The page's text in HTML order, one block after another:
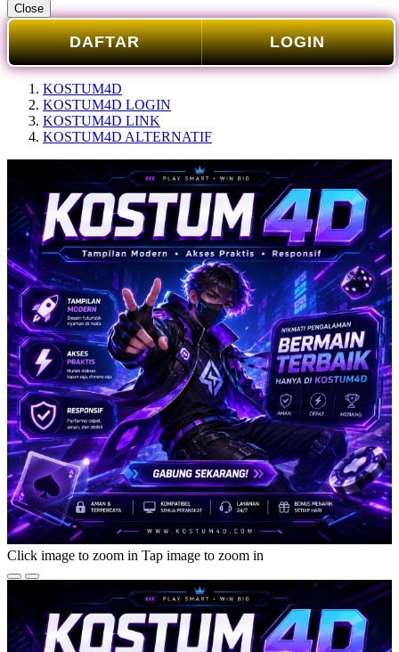
Close
DAFTAR LOGIN
KOSTUM4D
KOSTUM4D LOGIN
KOSTUM4D LINK
KOSTUM4D ALTERNATIF
Click image to zoom in Tap image to zoom in